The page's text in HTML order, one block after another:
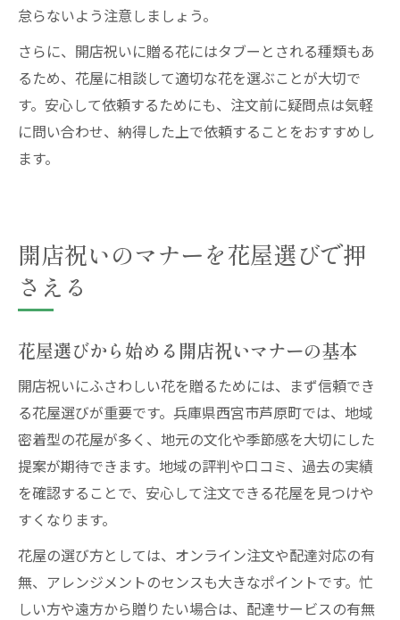
怠らないよう注意しましょう。
さらに、開店祝いに贈る花にはタブーとされる種類もあ
るため、花屋に相談して適切な花を選ぶことが大切で
す。安心して依頼するためにも、注文前に疑問点は気軽
に問い合わせ、納得した上で依頼することをおすすめし
ます。
開店祝いのマナーを花屋選びで押
さえる
花屋選びから始める開店祝いマナーの基本
開店祝いにふさわしい花を贈るためには、まず信頼でき
る花屋選びが重要です。兵庫県西宮市芦原町では、地域
密着型の花屋が多く、地元の文化や季節感を大切にした
提案が期待できます。地域の評判や口コミ、過去の実績
を確認することで、安心して注文できる花屋を見つけや
すくなります。
花屋の選び方としては、オンライン注文や配達対応の有
無、アレンジメントのセンスも大きなポイントです。忙
しい方や遠方から贈りたい場合は、配達サービスの有無